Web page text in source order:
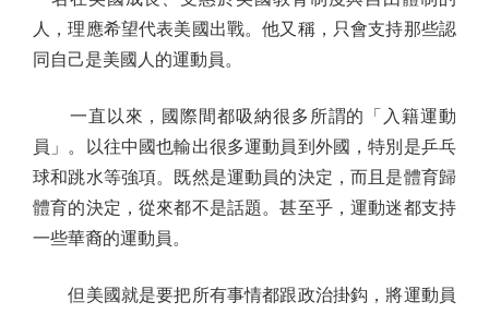
人，理應希望代表美國出戰。他又稱，只會支持那些認
同自己是美國人的運動員。
一直以來，國際間都吸納很多所謂的「入籍運動
員」。以往中國也輸出很多運動員到外國，特別是乒乓
球和跳水等強項。既然是運動員的決定，而且是體育歸
體育的決定，從來都不是話題。甚至乎，運動迷都支持
一些華裔的運動員。
但美國就是要把所有事情都跟政治掛鈎，將運動員